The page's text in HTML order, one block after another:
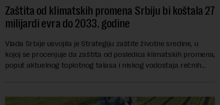
Zaštita od klimatskih promena Srbiju bi koštala 27
milijardi evra do 2033. godine
Vlada Srbije usvojila je Strategiju zaštite životne sredine, u
kojoj se procenjuje da zaštita od posledica klimatskih promena,
poput aktuelnog toplotnog talasa i niskog vodostaja rečnih